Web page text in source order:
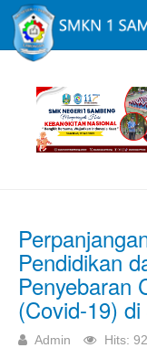
Pendidikan
Penyebaran
(Covid-19)
Admin Hits: